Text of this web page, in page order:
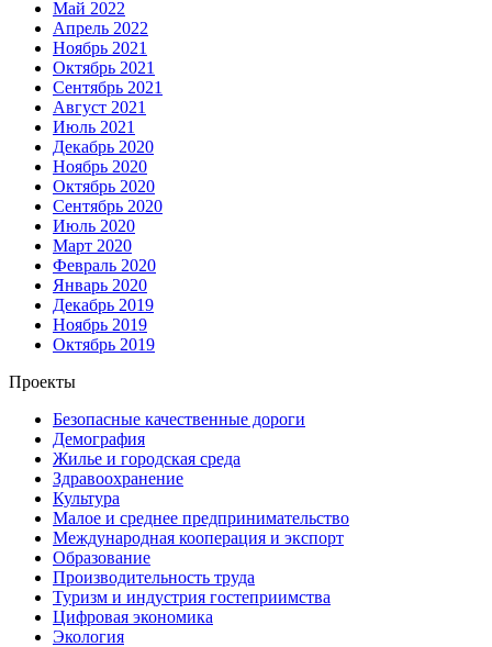
Май 2022
Апрель 2022
Ноябрь 2021
Октябрь 2021
Сентябрь 2021
Август 2021
Июль 2021
Декабрь 2020
Ноябрь 2020
Октябрь 2020
Сентябрь 2020
Июль 2020
Март 2020
Февраль 2020
Январь 2020
Декабрь 2019
Ноябрь 2019
Октябрь 2019
Проекты
Безопасные качественные дороги
Демография
Жилье и городская среда
Здравоохранение
Культура
Малое и среднее предпринимательство
Международная кооперация и экспорт
Образование
Производительность труда
Туризм и индустрия гостеприимства
Цифровая экономика
Экология